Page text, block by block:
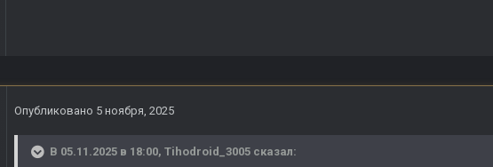
Опубликовано 5 ноября, 2025
В 05.11.2025 в 18:00, Tihodroid_3005 сказал: